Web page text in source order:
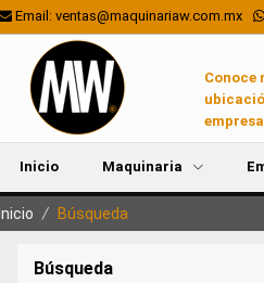
Email: ventas@maquinariaw.com.mx
Conoce
empresa
Inicio Maquinaria
Inicio / Búsqueda
Búsqueda